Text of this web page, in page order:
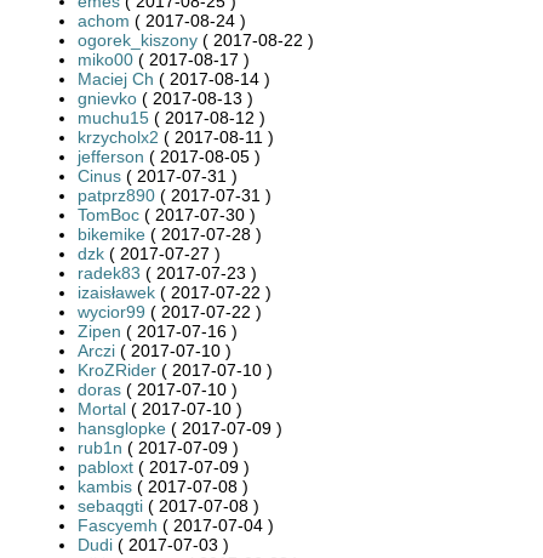
achom ( 2017-08-24 )
ogorek_kiszony ( 2017-08-22 )
miko00 ( 2017-08-17 )
Maciej Ch ( 2017-08-14 )
gnievko ( 2017-08-13 )
muchu15 ( 2017-08-12 )
krzycholx2 ( 2017-08-11 )
jefferson ( 2017-08-05 )
Cinus ( 2017-07-31 )
patprz890 ( 2017-07-31 )
TomBoc ( 2017-07-30 )
bikemike ( 2017-07-28 )
dzk ( 2017-07-27 )
radek83 ( 2017-07-23 )
izaisławek ( 2017-07-22 )
wycior99 ( 2017-07-22 )
Zipen ( 2017-07-16 )
Arczi ( 2017-07-10 )
KroZRider ( 2017-07-10 )
doras ( 2017-07-10 )
Mortal ( 2017-07-10 )
hansglopke ( 2017-07-09 )
rub1n ( 2017-07-09 )
pabloxt ( 2017-07-09 )
kambis ( 2017-07-08 )
sebaqgti ( 2017-07-08 )
Fascyemh ( 2017-07-04 )
Dudi ( 2017-07-03 )